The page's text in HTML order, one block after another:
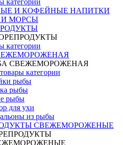
категории
И КОФЕЙНЫЕ НАПИТКИ
И МОРСЫ
категории
СВЕЖЕМОРОЖЕНАЯ
категории
рыбы
рыбы
рыбы
для ухи
из рыбы
СВЕЖЕМОРОЖЕНЫЕ